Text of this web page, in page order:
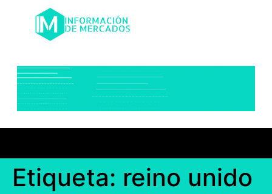
Etiqueta: reino unido